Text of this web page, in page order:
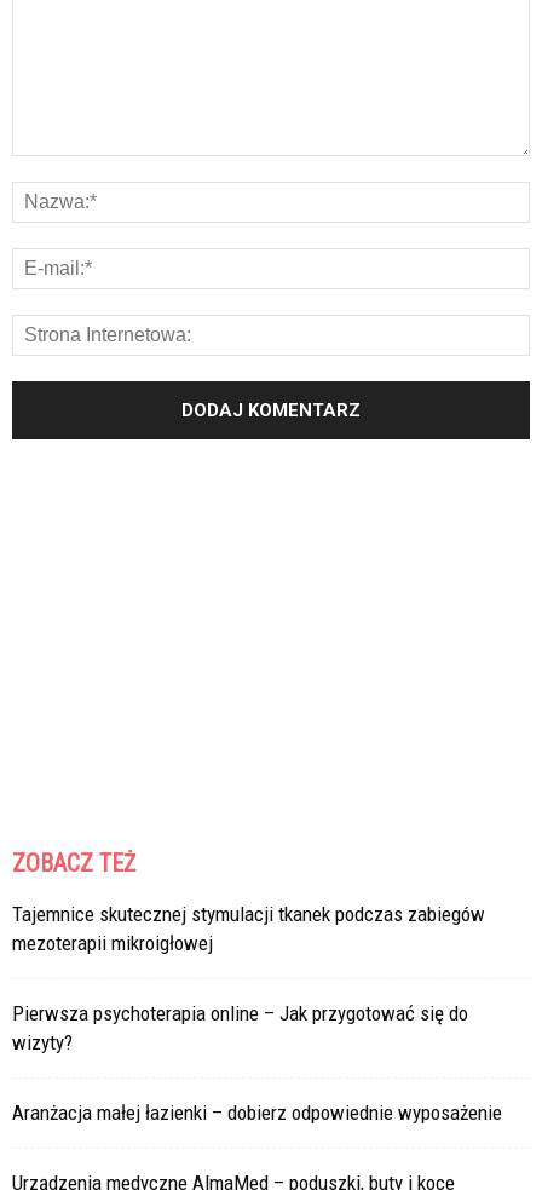
ZOBACZ TEŻ
Tajemnice skutecznej stymulacji tkanek podczas zabiegów
mezoterapii mikroigłowej
Pierwsza psychoterapia online – Jak przygotować się do
wizyty?
Aranżacja małej łazienki – dobierz odpowiednie wyposażenie
Urządzenia medyczne AlmaMed – poduszki, buty i koce